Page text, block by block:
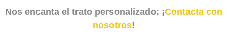
Nos encanta el trato personalizado: ¡Contacta con
nosotros!